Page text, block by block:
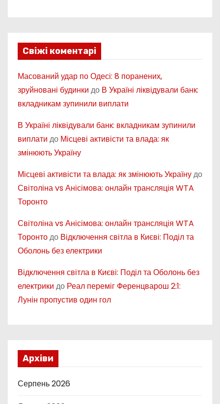
Свіжі коментарі
Масований удар по Одесі: 8 поранених,
зруйновані будинки до В Україні ліквідували банк:
вкладникам зупинили виплати
В Україні ліквідували банк: вкладникам зупинили
виплати до Місцеві активісти та влада: як
змінюють Україну
Місцеві активісти та влада: як змінюють Українудо
Світоліна vs Анісімова: онлайн трансляція WTA
Торонто
Світоліна vs Анісімова: онлайн трансляція WTA
Торонтодо Відключення світла в Києві: Поділ та
Оболонь без електрики
Відключення світла в Києві: Поділ та Оболонь без
електрики до Реал переміг Ференцварош 2:1:
Лунін пропустив один гол
Архіви
Серпень 2026